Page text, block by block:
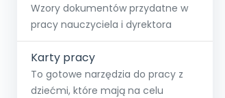
Wzory dokumentów przydatne w
pracy nauczyciela i dyrektora
Karty pracy
To gotowe narzędzia do pracy z
dziećmi, które mają na celu